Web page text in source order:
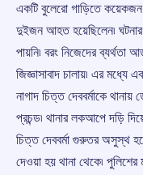
একটি বুলেরো গাড়িতে কয়েকজন
দুইজন আহত হয়েছিলেন৷
পায়নি৷ বরং নিজেদের
জিজ্ঞাসাবাদ চালায়৷ এর মধ্যে
নাগাদ চিত্ত দেববর্মাকে
প্রচন্ড৷ থানার লকআপে দড়ি
চিত্ত দেববর্মা গুরুতর অসুস্থ
দেওয়া হয় থানা থেকে৷